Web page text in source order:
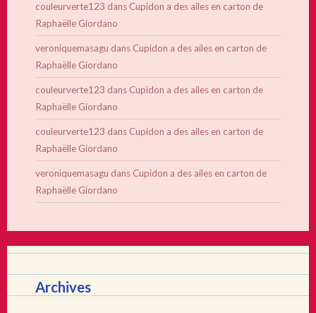
couleurverte123 dans Cupidon a des ailes en carton de
Raphaëlle Giordano
veroniquemasagu dans Cupidon a des ailes en carton de
Raphaëlle Giordano
couleurverte123 dans Cupidon a des ailes en carton de
Raphaëlle Giordano
couleurverte123 dans Cupidon a des ailes en carton de
Raphaëlle Giordano
veroniquemasagu dans Cupidon a des ailes en carton de
Raphaëlle Giordano
Archives